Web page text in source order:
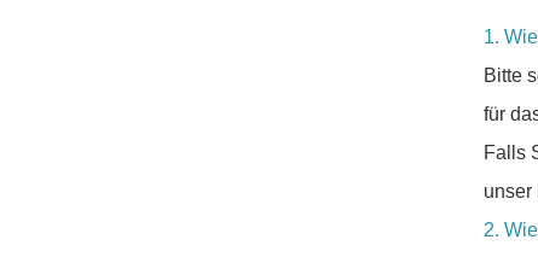
1.
Bitte
für
Falls
unser
2.